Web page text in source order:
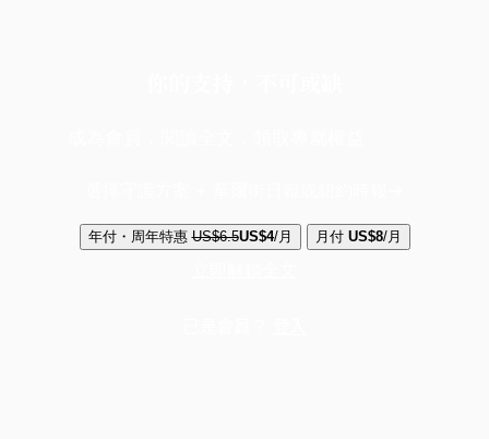
年付・周年特惠 US$6.5US$4/月 月付 US$8/月